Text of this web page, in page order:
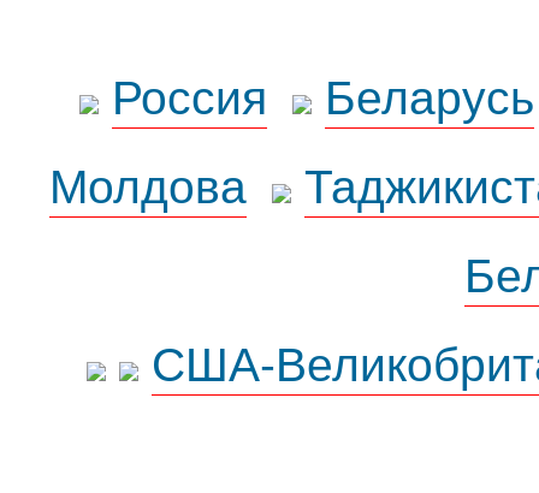
Россия
Беларусь
Молдова
США-